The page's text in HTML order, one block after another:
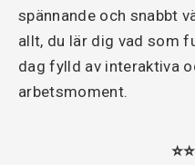
spännande och snabbt
allt, du lär dig vad som
dag fylld av interaktiva
arbetsmoment.